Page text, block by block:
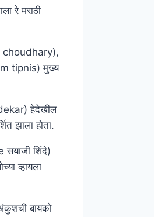
रे मराठी
choudhary),
tipnis) मुख्य
हेदेखील
झाला होता.
शिंदे)
व्हायला
बायको